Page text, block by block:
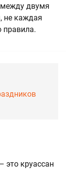
между двумя
не каждая
правила.
это круассан